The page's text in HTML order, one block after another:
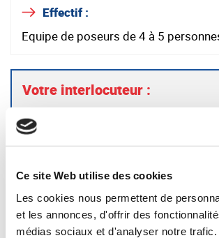
Ce site Web utilise des cookies
Les cookies nous permettent de
et les annonces, d'offrir des
médias sociaux et d'analyser notre trafic.
Effectif :
Equipe de poseurs de 4 à 5
Votre interlocuteur :
Henri LORETTO — Synercom
Rhône-Alpes
hloretto@synercom-france.fr
SYNERCOM AUVERGNE /